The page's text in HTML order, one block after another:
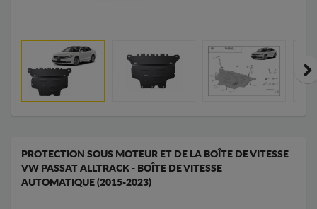
PROTECTION SOUS MOTEUR ET DE LA BOÎTE DE VITESSE
VW PASSAT ALLTRACK - BOÎTE DE VITESSE
AUTOMATIQUE (2015-2023)